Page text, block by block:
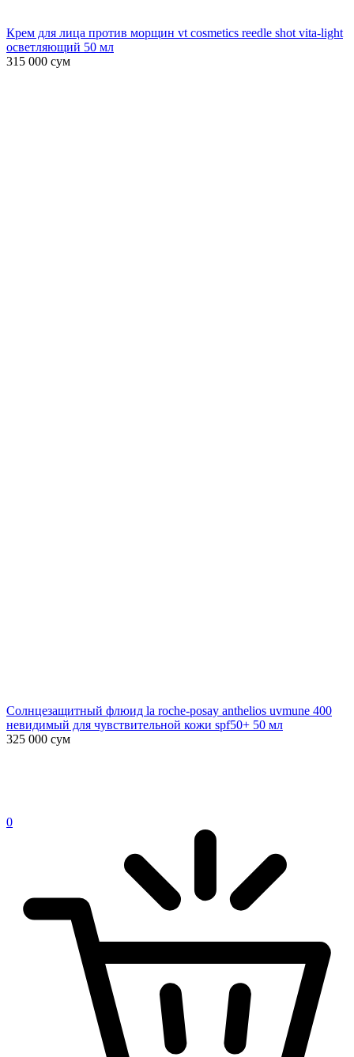
Крем для лица против морщин vt cosmetics reedle shot vita-light
осветляющий 50 мл
315 000 сум
Солнцезащитный флюид la roche-posay anthelios uvmune 400
невидимый для чувствительной кожи spf50+ 50 мл
325 000 сум
0